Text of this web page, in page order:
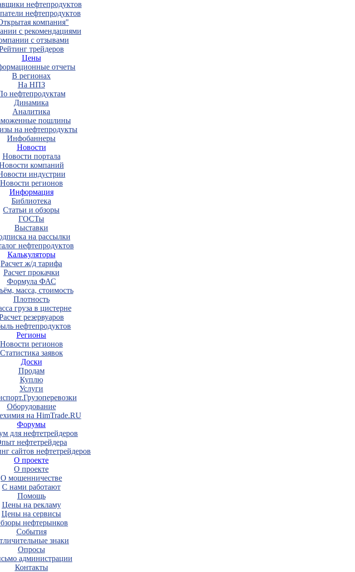
нефтепродуктов
нефтепродуктов
компания"
с рекомендациями
с отзывами
трейдеров
Цены
отчеты
В регионах
На НПЗ
нефтепродуктам
Динамика
Аналитика
пошлины
на нефтепродукты
Инфобаннеры
Новости
Новости портала
компаний
индустрии
Новости регионов
Информация
Библиотека
Статьи и обзоры
ГОСТы
Выставки
на рассылки
нефтепродуктов
Калькуляторы
Расчет ж/д тарифа
Расчет прокачки
Формула ФАС
масса, стоимость
Плотность
груза в цистерне
резервуаров
нефтепродуктов
Регионы
Новости регионов
Статистика заявок
Доски
Продам
Куплю
Услуги
Оборудование
на HimTrade.RU
Форумы
для нефтетрейдеров
нефтетрейдера
сайтов нефтетрейдеров
О проекте
О проекте
О мошенничестве
С нами работают
Помощь
Цены на рекламу
Цены на сервисы
нефтерынков
События
знаки
Опросы
администрации
Контакты